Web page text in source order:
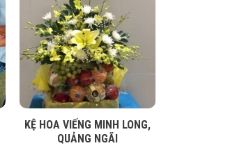
KỆ HOA VIẾNG MINH LONG,
QUẢNG NGÃI